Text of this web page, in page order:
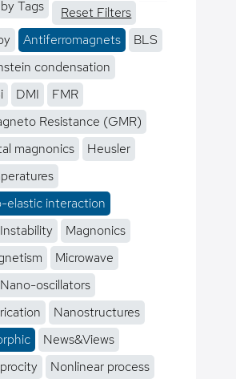
Tags
Reset Filters
Antiferromagnets
BLS
condensation
DMI
FMR
Resistance (GMR)
magnonics
Heusler
elastic interaction
Magnonics
Microwave
Nano-oscillators
Nanostructures
News&Views
Nonlinear process